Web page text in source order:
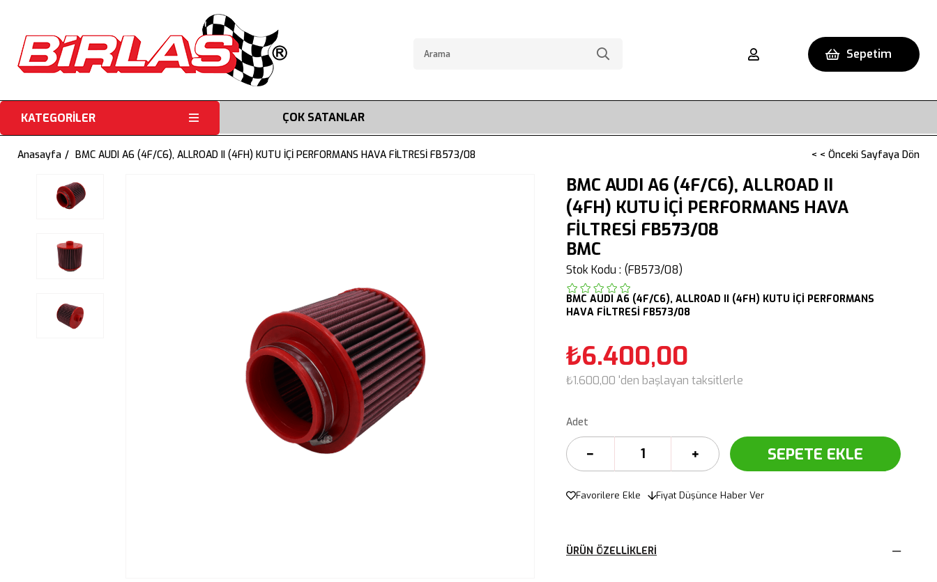
Sepetim
KATEGORİLER ÇOK SATANLAR
Anasayfa BMC AUDI A6 (4F/C6), ALLROAD II (4FH) KUTU İÇİ PERFORMANS HAVA FİLTRESİ FB573/08 < < Önceki Sayfaya Dön
BMC AUDI A6 (4F/C6), ALLROAD II
(4FH) KUTU İÇİ PERFORMANS HAVA
FİLTRESİ FB573/08
BMC
Stok Kodu (FB573/08)
BMC AUDI A6 (4F/C6), ALLROAD II (4FH) KUTU İÇİ PERFORMANS
HAVA FİLTRESİ FB573/08
₺6.400,00
₺1.600,00 'den başlayan taksitlerle
Adet
Favorilere Ekle Fiyat Düşünce Haber Ver
ÜRÜN ÖZELLIKLERI